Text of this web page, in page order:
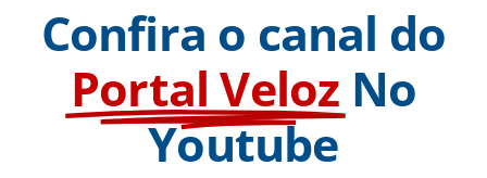
Confira o canal do
Portal Veloz No
Youtube